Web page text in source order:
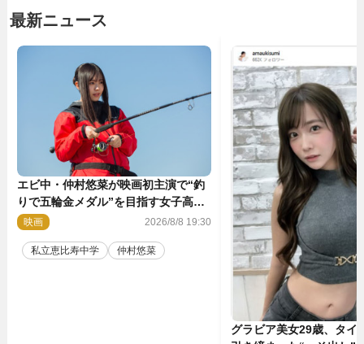
最新ニュース
エビ中・仲村悠菜が映画初主演で“釣
りで五輪金メダル”を目指す女子高生
に！ 映画『つりこまち』今秋公開
映画 2026/8/8 19:30
私立恵比寿中学 仲村悠菜
グラビア美女29歳、タイ